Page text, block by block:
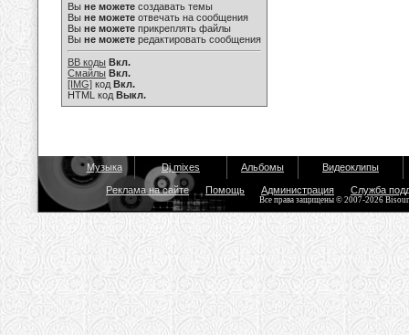
Вы не можете создавать темы
Вы не можете отвечать на сообщения
Вы не можете прикреплять файлы
Вы не можете редактировать сообщения
BB коды Вкл.
Смайлы Вкл.
[IMG] код Вкл.
HTML код Выкл.
Музыка Dj mixes Альбомы Видеоклипы
Реклама на сайте Помощь Администрация Служба
Все права защищены © 2007-2026